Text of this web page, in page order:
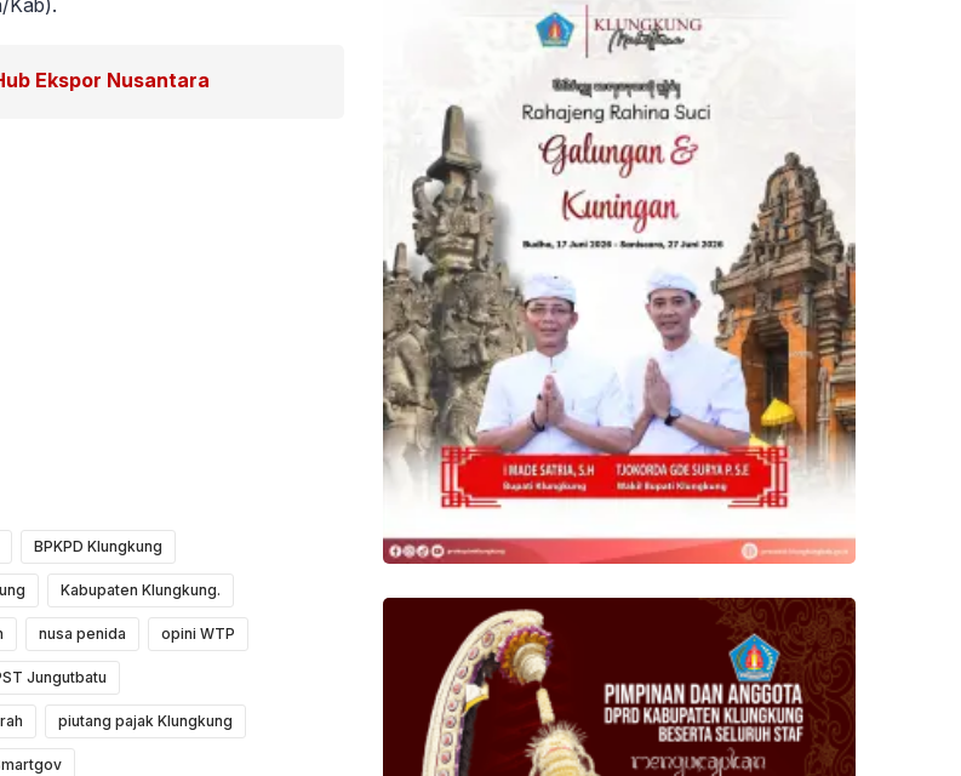
Ekspor Nusantara
BPKPD Klungkung
Kabupaten Klungkung.
nusa penida opini WTP
Jungutbatu
piutang pajak Klungkung